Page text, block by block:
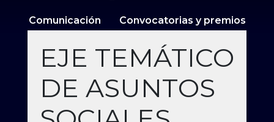
Comunicación Convocatorias y premios
EJE TEMÁTICO
DE ASUNTOS